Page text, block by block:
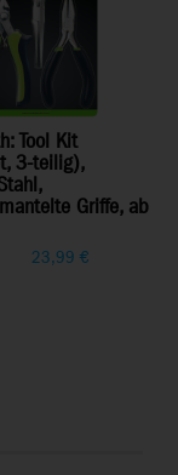
Tool Kit
3-teilig),
Griffe, ab
23,99 €